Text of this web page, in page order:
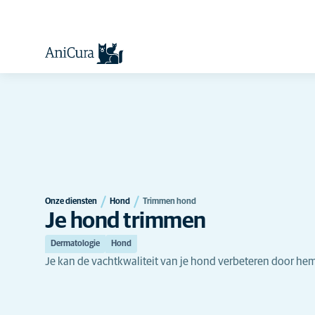
Onze diensten Hond Trimmen hond
Je hond trimmen
Dermatologie Hond
Je kan de vachtkwaliteit van je hond verbeteren door